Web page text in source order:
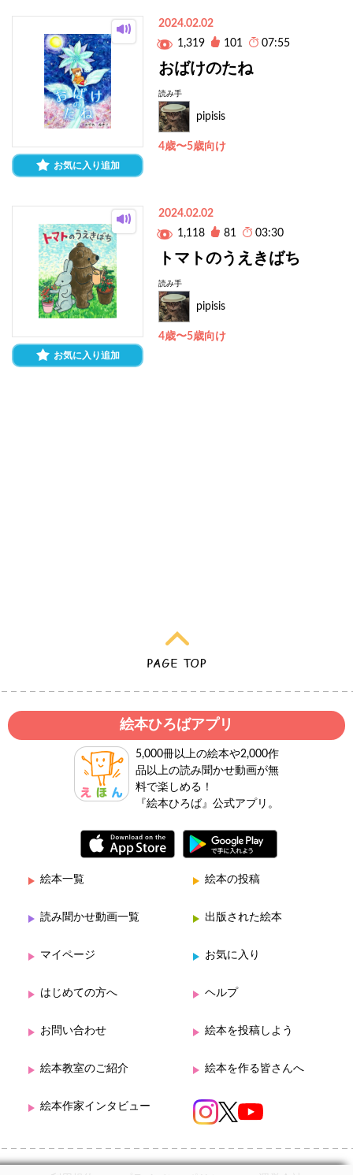
お気に入り追加
2024.02.02
1,319
101 07:55
おばけのたね
読み手
pipisis
4歳〜5歳向け
お気に入り追加
2024.02.02
1,118
81 03:30
トマトのうえきばち
読み手
pipisis
4歳〜5歳向け
絵本ひろばアプリ
5,000冊以上の絵本や2,000作
品以上の読み聞かせ動画が無
料で楽しめる！
『絵本ひろば』公式アプリ。
絵本一覧 絵本の投稿
読み聞かせ動画一覧 出版された絵本
マイページ お気に入り
はじめての方へ ヘルプ
お問い合わせ 絵本を投稿しよう
絵本教室のご紹介 絵本を作る皆さんへ
絵本作家インタビュー